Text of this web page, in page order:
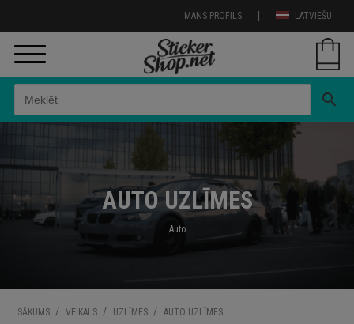
LATVIEŠU
|
MANS PROFILS
search
AUTO UZLĪMES
Auto
SĀKUMS / VEIKALS / UZLĪMES / AUTO UZLĪMES